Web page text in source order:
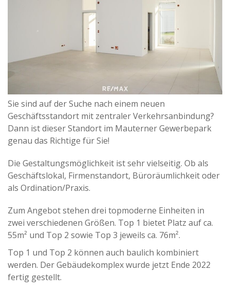
Sie sind auf der Suche nach einem neuen
Geschäftsstandort mit zentraler Verkehrsanbindung?
Dann ist dieser Standort im Mauterner Gewerbepark
genau das Richtige für Sie!
Die Gestaltungsmöglichkeit ist sehr vielseitig. Ob als
Geschäftslokal, Firmenstandort, Büroräumlichkeit oder
als Ordination/Praxis.
Zum Angebot stehen drei topmoderne Einheiten in
zwei verschiedenen Größen. Top 1 bietet Platz auf ca.
55m² und Top 2 sowie Top 3 jeweils ca. 76m².
Top 1 und Top 2 können auch baulich kombiniert
werden. Der Gebäudekomplex wurde jetzt Ende 2022
fertig gestellt.